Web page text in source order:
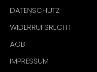
DATENSCHUTZ
WIDERRUFSRECHT
AGB
IMPRESSUM